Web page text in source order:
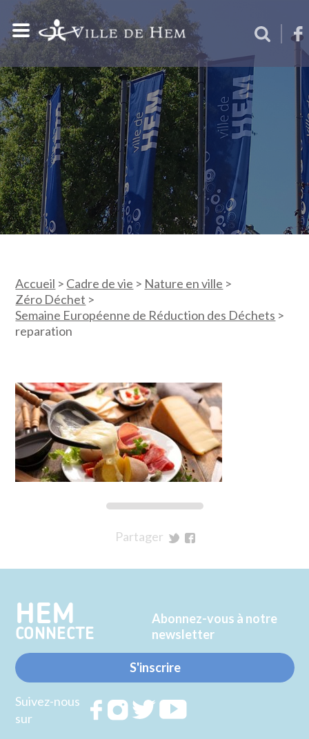
Accueil > Cadre de vie > Nature en ville >
Zéro Déchet >
Semaine Européenne de Réduction des Déchets >
reparation
Partager
Twitter
Facebook
HEM
CONNECTE
Abonnez-vous à notre
newsletter
S'inscrire
Suivez-nous
sur
RejoignezRejoignezRejoignez